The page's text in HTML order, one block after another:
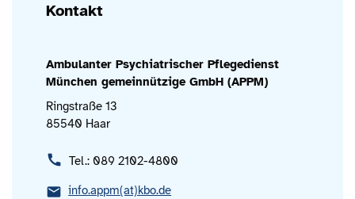
Kontakt
Ambulanter Psychiatrischer Pflegedienst
München gemeinnützige GmbH (APPM)
Ringstraße 13
85540 Haar
Tel.: 089 2102-4800
info.appm(at)kbo.de